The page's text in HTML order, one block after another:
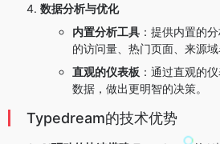
数据分析与优化
内置分析工具 ：提供内置的
的访问量、热门页面、来源域
直观的仪表板 ：通过直观的
数据，做出更明智的决策。
Typedream的技术优势